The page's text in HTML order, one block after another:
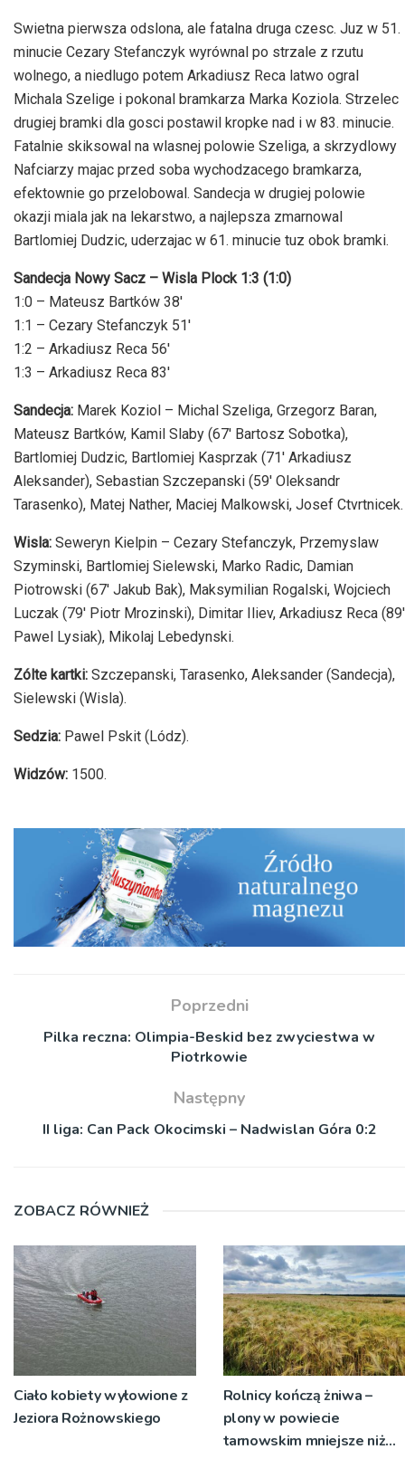
Swietna pierwsza odslona, ale fatalna druga czesc. Juz w 51.
minucie Cezary Stefanczyk wyrównal po strzale z rzutu
wolnego, a niedlugo potem Arkadiusz Reca latwo ogral
Michala Szelige i pokonal bramkarza Marka Koziola. Strzelec
drugiej bramki dla gosci postawil kropke nad i w 83. minucie.
Fatalnie skiksowal na wlasnej polowie Szeliga, a skrzydlowy
Nafciarzy majac przed soba wychodzacego bramkarza,
efektownie go przelobowal. Sandecja w drugiej polowie
okazji miala jak na lekarstwo, a najlepsza zmarnowal
Bartlomiej Dudzic, uderzajac w 61. minucie tuz obok bramki.
Sandecja Nowy Sacz – Wisla Plock 1:3 (1:0)
1:0 – Mateusz Bartków 38′
1:1 – Cezary Stefanczyk 51′
1:2 – Arkadiusz Reca 56′
1:3 – Arkadiusz Reca 83′
Sandecja: Marek Koziol – Michal Szeliga, Grzegorz Baran,
Mateusz Bartków, Kamil Slaby (67′ Bartosz Sobotka),
Bartlomiej Dudzic, Bartlomiej Kasprzak (71′ Arkadiusz
Aleksander), Sebastian Szczepanski (59′ Oleksandr
Tarasenko), Matej Nather, Maciej Malkowski, Josef Ctvrtnicek.
Wisla: Seweryn Kielpin – Cezary Stefanczyk, Przemyslaw
Szyminski, Bartlomiej Sielewski, Marko Radic, Damian
Piotrowski (67′ Jakub Bak), Maksymilian Rogalski, Wojciech
Luczak (79′ Piotr Mrozinski), Dimitar Iliev, Arkadiusz Reca (89′
Pawel Lysiak), Mikolaj Lebedynski.
Zólte kartki: Szczepanski, Tarasenko, Aleksander (Sandecja),
Sielewski (Wisla).
Sedzia: Pawel Pskit (Lódz).
Widzów: 1500.
Poprzedni
Pilka reczna: Olimpia-Beskid bez zwyciestwa w
Piotrkowie
Następny
II liga: Can Pack Okocimski – Nadwislan Góra 0:2
ZOBACZ RÓWNIEŻ
Ciało kobiety wyłowione z
Jeziora Rożnowskiego
Rolnicy kończą żniwa –
plony w powiecie
tarnowskim mniejsze niż